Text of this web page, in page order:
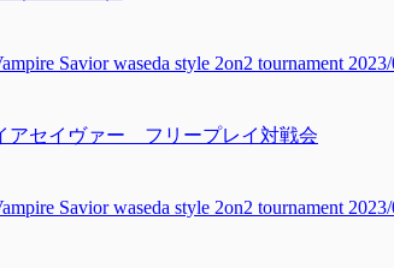
Savior waseda style 2on2 tournament
アセイヴァー フリープレイ対戦会
Savior waseda style 2on2 tournament